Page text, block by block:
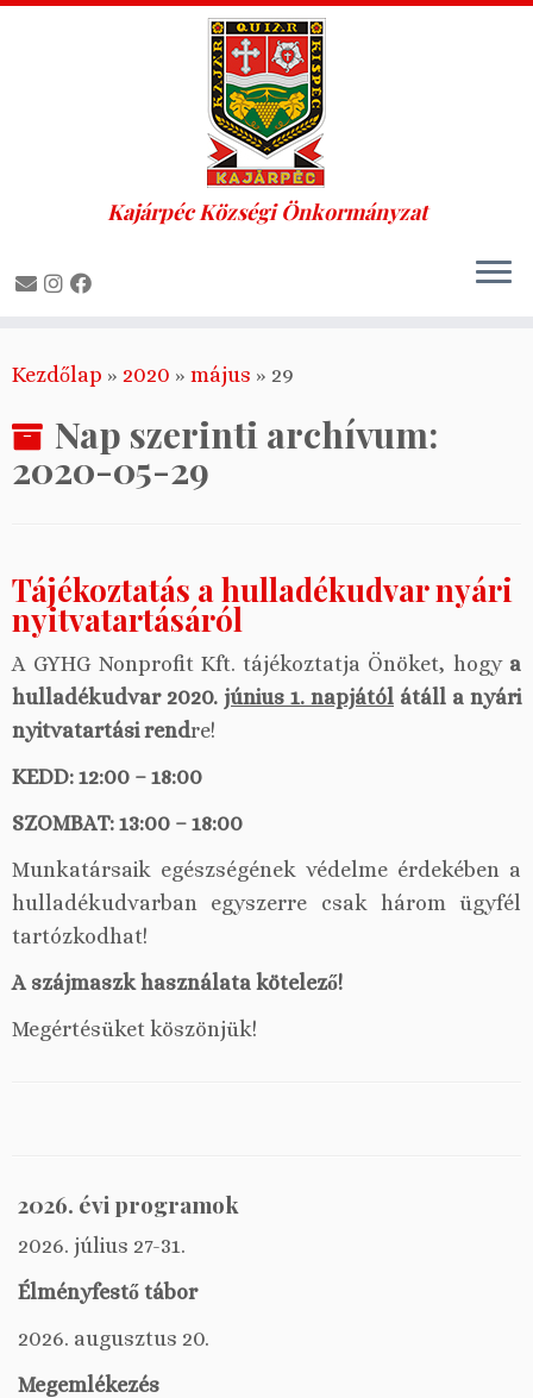
to
Kajárpéc Községi Önkormányzat
Kezdőlap » 2020 » május » 29
Nap szerinti archívum:
2020-05-29
Tájékoztatás a hulladékudvar nyári
nyitvatartásáról
A GYHG Nonprofit Kft. tájékoztatja Önöket, hogy a
hulladékudvar 2020. június 1. napjától átáll a nyári
nyitvatartási rendre!
KEDD: 12:00 – 18:00
SZOMBAT: 13:00 – 18:00
Munkatársaik egészségének védelme érdekében a
hulladékudvarban egyszerre csak három ügyfél
tartózkodhat!
A szájmaszk használata kötelező!
Megértésüket köszönjük!
2026. évi programok
2026. július 27-31.
Élményfestő tábor
2026. augusztus 20.
Megemlékezés